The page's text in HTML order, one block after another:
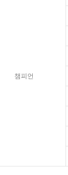
챔피언